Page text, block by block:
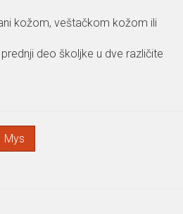
kožom, veštačkom kožom ili
deo školjke u dve različite
Mys